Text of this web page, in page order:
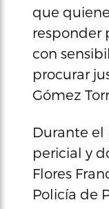
que
responder
con
procurar
Gómez
Durante el
pericial y
Flores
Policía de